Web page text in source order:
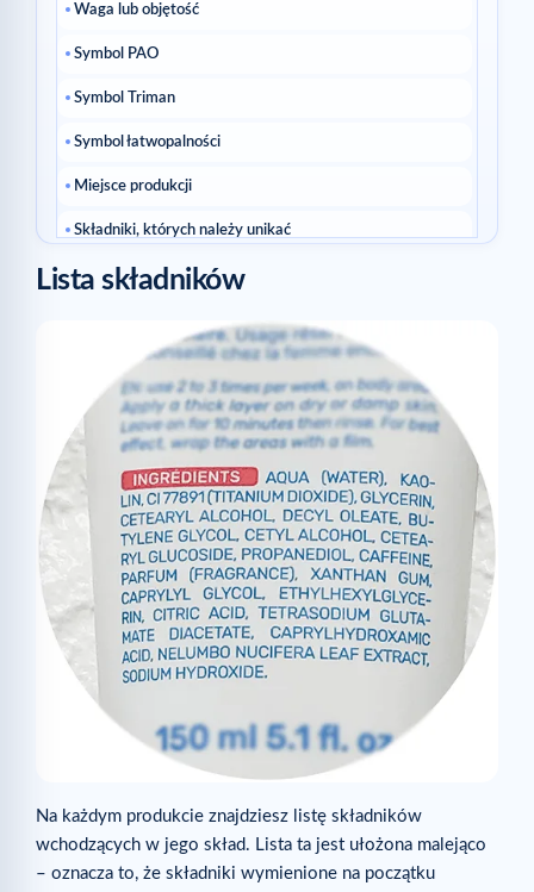
Waga lub objętość
Symbol PAO
Symbol Triman
Symbol łatwopalności
Miejsce produkcji
Składniki, których należy unikać
Źródła
Lista składników
Na każdym produkcie znajdziesz listę składników
wchodzących w jego skład. Lista ta jest ułożona malejąco
– oznacza to, że składniki wymienione na początku